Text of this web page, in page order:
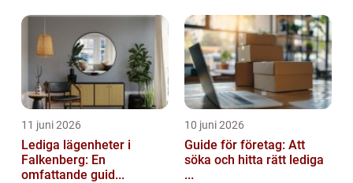
11 juni 2026
Lediga lägenheter i
Falkenberg: En
omfattande guid...
10 juni 2026
Guide för företag: Att
söka och hitta rätt lediga
...